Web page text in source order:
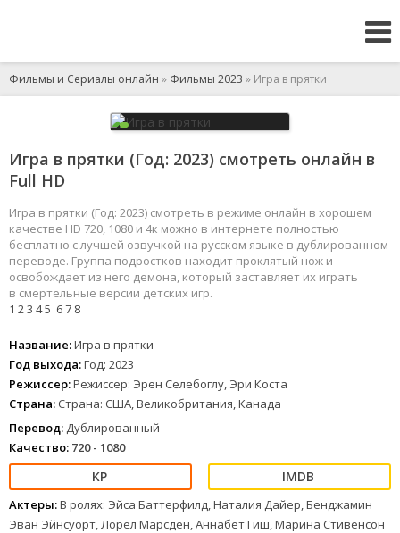
Фильмы и Сериалы онлайн » Фильмы 2023 » Игра в прятки
Игра в прятки (Год: 2023) смотреть онлайн в
Full HD
Игра в прятки (Год: 2023) смотреть в режиме онлайн в хорошем
качестве HD 720, 1080 и 4к можно в интернете полностью
бесплатно с лучшей озвучкой на русском языке в дублированном
переводе. Группа подростков находит проклятый нож и
освобождает из него демона, который заставляет их играть
в смертельные версии детских игр.
1 23 45 67 8
Название:Игра в прятки
Год выхода:Год: 2023
Режиссер:Режиссер: Эрен Селебоглу, Эри Коста
Страна: Страна: США, Великобритания, Канада
Перевод: Дублированный
Качество: 720 - 1080
Актеры:В ролях: Эйса Баттерфилд, Наталия Дайер, Бенджамин
Эван Эйнсуорт, Лорел Марсден, Аннабет Гиш, Марина Стивенсон